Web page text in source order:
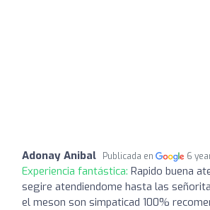
Adonay Anibal Publicada en 6
Experiencia fantástica: Rapido buena
segire atendiendome hasta las
el meson son simpaticad 100%